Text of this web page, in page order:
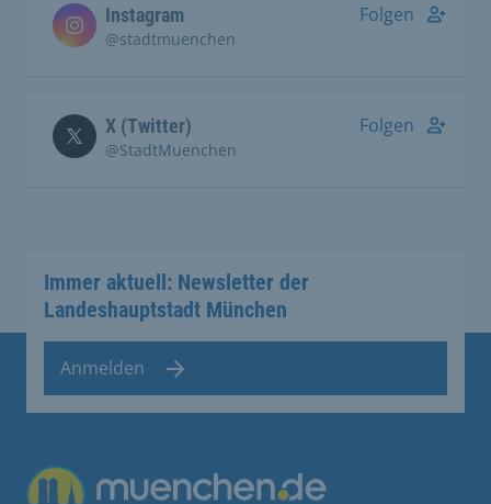
Instagram
@stadtmuenchen
Folgen
X (Twitter)
@StadtMuenchen
Folgen
Immer aktuell: Newsletter der
Landeshauptstadt München
Anmelden
Übergreifende Links